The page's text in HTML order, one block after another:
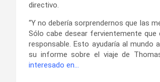
directivo.
“Y no debería sorprendernos que las
Sólo cabe desear fervientemente
responsable. Esto ayudaría al mundo
su informe sobre el viaje de
interesado en…